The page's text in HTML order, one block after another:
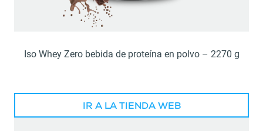
Iso Whey Zero bebida de proteína en polvo – 2270 g
IR A LA TIENDA WEB